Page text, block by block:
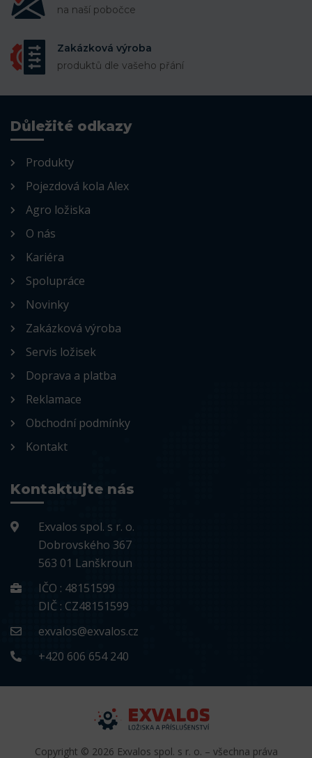
na naší pobočce
Zakázková výroba
produktů dle vašeho přání
Důležité odkazy
Produkty
Pojezdová kola Alex
Agro ložiska
O nás
Kariéra
Spolupráce
Novinky
Zakázková výroba
Servis ložisek
Doprava a platba
Reklamace
Obchodní podmínky
Kontakt
Kontaktujte nás
Exvalos spol. s r. o.
Dobrovského 367
563 01 Lanškroun
IČO : 48151599
DIČ : CZ48151599
exvalos@exvalos.cz
+420 606 654 240
Copyright © 2026 Exvalos spol. s r. o. – všechna práva